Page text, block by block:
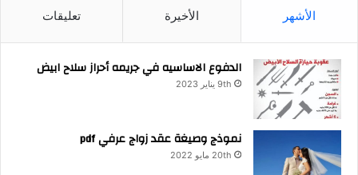
الأشهر الأخيرة تعليقات
الدفوع الاساسيه في جريمه أحراز سلاح ابيض
9th يناير 2023
نموذج وصيغة عقد زواج عرفي pdf
20th مايو 2022